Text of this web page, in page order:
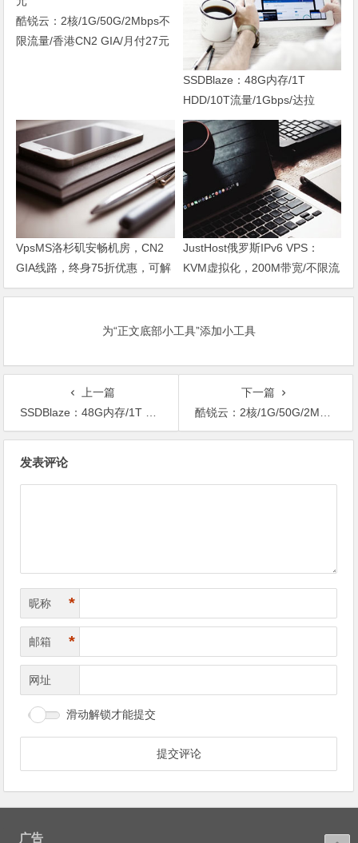
酷锐云：2核/1G/50G/2Mbps不
限流量/香港CN2 GIA/月付27元
SSDBlaze：48G内存/1T
HDD/10T流量/1Gbps/达拉
斯/$34首月
VpsMS洛杉矶安畅机房，CN2
GIA线路，终身75折优惠，可解
锁奈飞
JustHost俄罗斯IPv6 VPS：
KVM虚拟化，200M带宽/不限流
量，5机房可选，4.7元/月起，
为“正文底部小工具”添加小工具
上一篇
SSDBlaze：48G内存/1T HDD/10T流量/1Gbps/达拉斯/$34首月
下一篇
酷锐云：2核/1G/50G/2Mbps不限流量/香港CN2 GIA/月付27元
发表评论
昵称 *
邮箱 *
网址
滑动解锁才能提交
广告